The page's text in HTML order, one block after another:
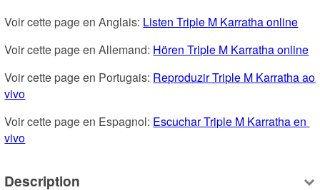
Voir cette page en Anglais: Listen Triple M Karratha online
Voir cette page en Allemand: Hören Triple M Karratha online
Voir cette page en Portugais: Reproduzir Triple M Karratha ao
vivo
Voir cette page en Espagnol: Escuchar Triple M Karratha en
vivo
Description